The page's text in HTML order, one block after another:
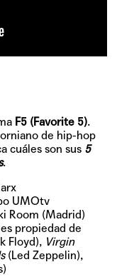
F5 (Favorite 5).
de hip-hop
cuáles son sus 5
.
UMOtv
Room (Madrid)
propiedad de
Floyd), Virgin
(Led Zeppelin),